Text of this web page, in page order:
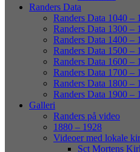
Randers Data
Randers Data 1040 –
Randers Data 1300 –
Randers Data 1400 –
Randers Data 1500 –
Randers Data 1600 –
Randers Data 1700 –
Randers Data 1800 –
Randers Data 1900 –
Galleri
Randers på video
1880 – 1928
Videoer med lokale
Sct Mortens